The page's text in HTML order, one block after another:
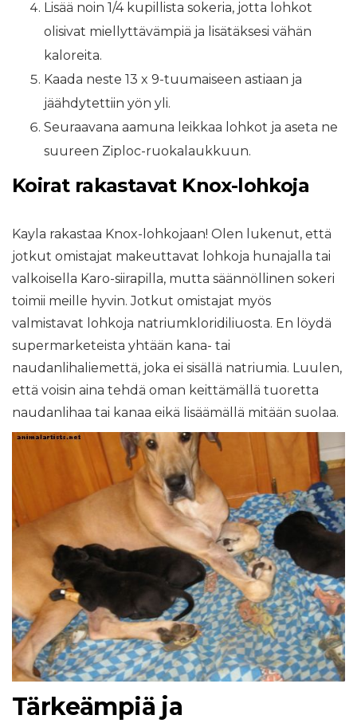
Lisää noin 1/4 kupillista sokeria, jotta lohkot
olisivat miellyttävämpiä ja lisätäksesi vähän
kaloreita.
Kaada neste 13 x 9-tuumaiseen astiaan ja
jäähdytettiin yön yli.
Seuraavana aamuna leikkaa lohkot ja aseta ne
suureen Ziploc-ruokalaukkuun.
Koirat rakastavat Knox-lohkoja
Kayla rakastaa Knox-lohkojaan! Olen lukenut, että
jotkut omistajat makeuttavat lohkoja hunajalla tai
valkoisella Karo-siirapilla, mutta säännöllinen sokeri
toimii meille hyvin. Jotkut omistajat myös
valmistavat lohkoja natriumkloridiliuosta. En löydä
supermarketeista yhtään kana- tai
naudanlihaliemettä, joka ei sisällä natriumia. Luulen,
että voisin aina tehdä oman keittämällä tuoretta
naudanlihaa tai kanaa eikä lisäämällä mitään suolaa.
Tärkeämpiä ja